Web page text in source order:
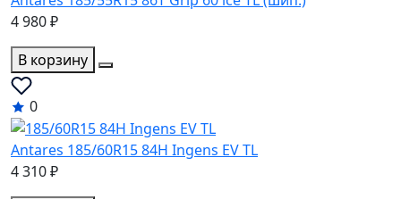
4 980 ₽
В корзину
0
Antares 185/60R15 84H Ingens EV TL
4 310 ₽